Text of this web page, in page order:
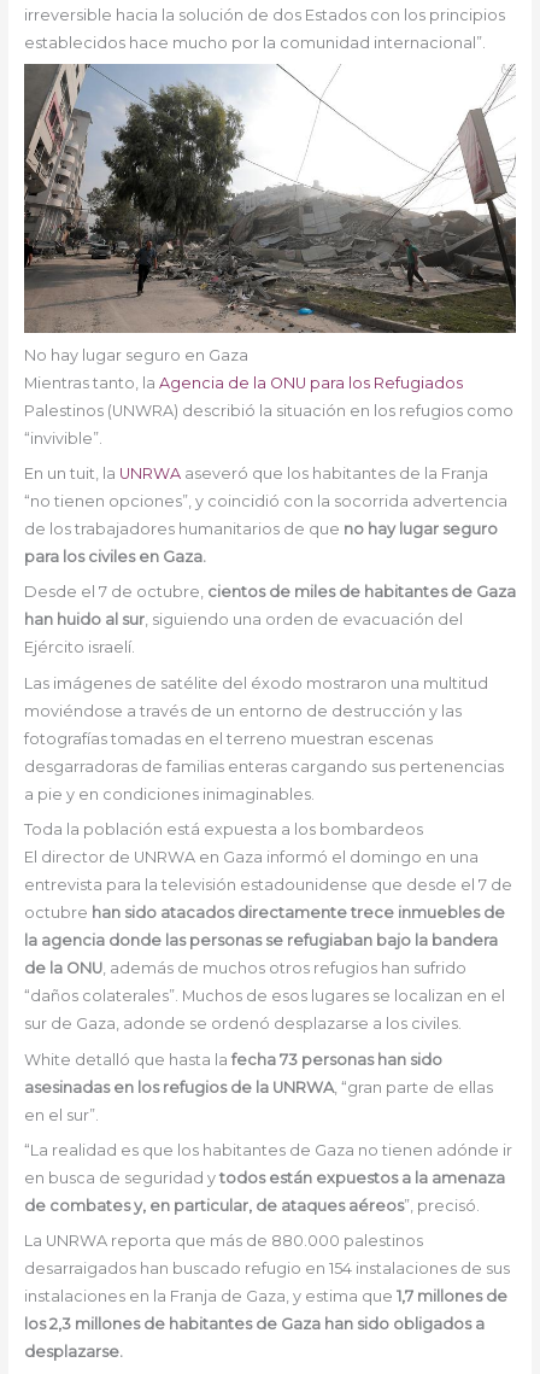
irreversible hacia la solución de dos Estados con los principios
establecidos hace mucho por la comunidad internacional”.
No hay lugar seguro en Gaza
Mientras tanto, la Agencia de la ONU para los Refugiados
Palestinos (UNWRA) describió la situación en los refugios como
“invivible”.
En un tuit, la UNRWAaseveró que los habitantes de la Franja
“no tienen opciones”, y coincidió con la socorrida advertencia
de los trabajadores humanitarios de que no hay lugar seguro
para los civiles en Gaza.
Desde el 7 de octubre, cientos de miles de habitantes de Gaza
han huido al sur, siguiendo una orden de evacuación del
Ejército israelí.
Las imágenes de satélite del éxodo mostraron una multitud
moviéndose a través de un entorno de destrucción y las
fotografías tomadas en el terreno muestran escenas
desgarradoras de familias enteras cargando sus pertenencias
a pie y en condiciones inimaginables.
Toda la población está expuesta a los bombardeos
El director de UNRWA en Gaza informó el domingo en una
entrevista para la televisión estadounidense que desde el 7 de
octubre han sido atacados directamente trece inmuebles de
la agencia donde las personas se refugiaban bajo la bandera
de la ONU, además de muchos otros refugios han sufrido
“daños colaterales”. Muchos de esos lugares se localizan en el
sur de Gaza, adonde se ordenó desplazarse a los civiles.
White detalló que hasta la fecha 73 personas han sido
asesinadas en los refugios de la UNRWA, “gran parte de ellas
en el sur”.
“La realidad es que los habitantes de Gaza no tienen adónde ir
en busca de seguridad y todos están expuestos a la amenaza
de combates y, en particular, de ataques aéreos”, precisó.
La UNRWA reporta que más de 880.000 palestinos
desarraigados han buscado refugio en 154 instalaciones de sus
instalaciones en la Franja de Gaza, y estima que 1,7 millones de
los 2,3 millones de habitantes de Gaza han sido obligados a
desplazarse.